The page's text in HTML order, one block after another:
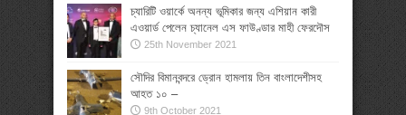
চ্যারিটি ওয়ার্কে অনন্য ভূমিকার জন্য এশিয়ান কারী
এওয়ার্ড পেলেন চ্যানেল এস ফাউণ্ডার মাহী ফেরদৌস
25th November 2021
সৌদির বিমানবন্দরে ড্রোন হামলায় তিন বাংলাদেশীসহ
আহত ১০ –
9th October 2021